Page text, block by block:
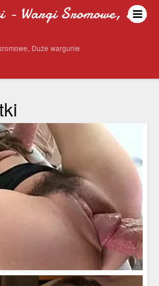
- Wargi Sromowe, Sex
Duże wargunie